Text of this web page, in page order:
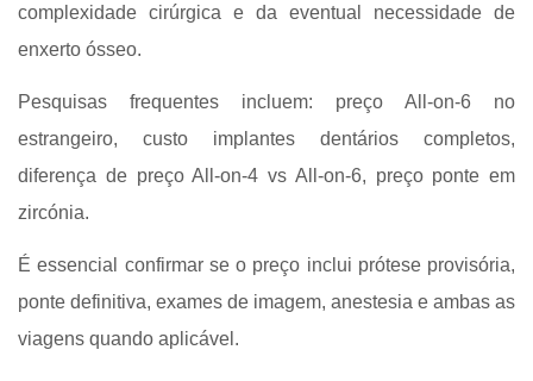
complexidade cirúrgica e da eventual necessidade de
enxerto ósseo.
Pesquisas frequentes incluem: preço All-on-6 no
estrangeiro, custo implantes dentários completos,
diferença de preço All-on-4 vs All-on-6, preço ponte em
zircónia.
É essencial confirmar se o preço inclui prótese provisória,
ponte definitiva, exames de imagem, anestesia e ambas as
viagens quando aplicável.